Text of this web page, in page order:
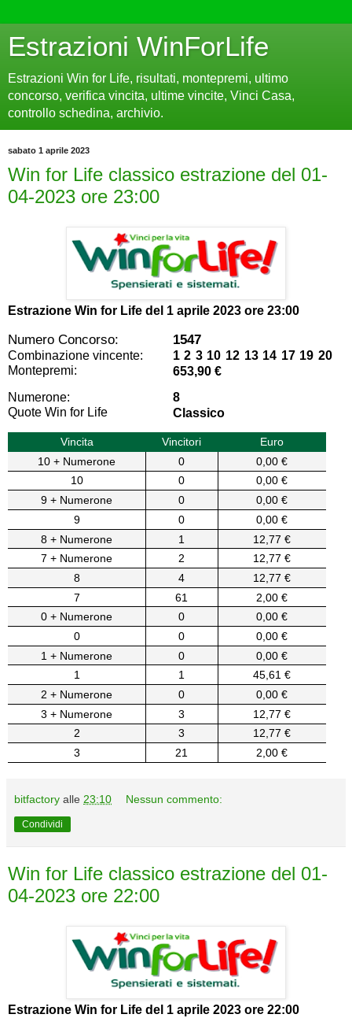
Estrazioni WinForLife
Estrazioni Win for Life, risultati, montepremi, ultimo
concorso, verifica vincita, ultime vincite, Vinci Casa,
controllo schedina, archivio.
sabato 1 aprile 2023
Win for Life classico estrazione del 01-
04-2023 ore 23:00
Estrazione Win for Life del 1 aprile 2023 ore 23:00
Numero Concorso: 1547
Combinazione vincente:
1 2 3 10 12 13 14 17 19 20
Montepremi:
653,90 €
Numerone:
8
Quote Win for Life
Classico
Vincita Vincitori
Euro
10 + Numerone
0
0,00 €
10
0
0,00 €
9 + Numerone
0
0,00 €
9
0
0,00 €
8 + Numerone
1
12,77 €
7 + Numerone
2
12,77 €
8
4
12,77 €
7
61
2,00 €
0 + Numerone
0
0,00 €
0
0
0,00 €
1 + Numerone
0
0,00 €
1
1
45,61 €
2 + Numerone
0
0,00 €
3 + Numerone
3
12,77 €
2
3
12,77 €
3
21 2,00 €
bitfactory alle 23:10 Nessun commento:
Condividi
Win for Life classico estrazione del 01-
04-2023 ore 22:00
Estrazione Win for Life del 1 aprile 2023 ore 22:00